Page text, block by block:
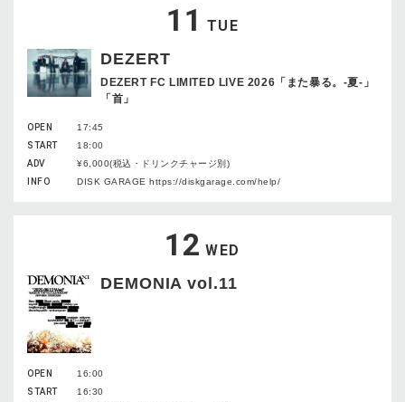
11 TUE
DEZERT
DEZERT FC LIMITED LIVE 2026「また暴る。-夏-」
「首」
OPEN
17:45
START
18:00
ADV
¥6,000(税込・ドリンクチャージ別)
INFO
DISK GARAGE https://diskgarage.com/help/
12 WED
DEMONIA vol.11
OPEN
16:00
START
16:30